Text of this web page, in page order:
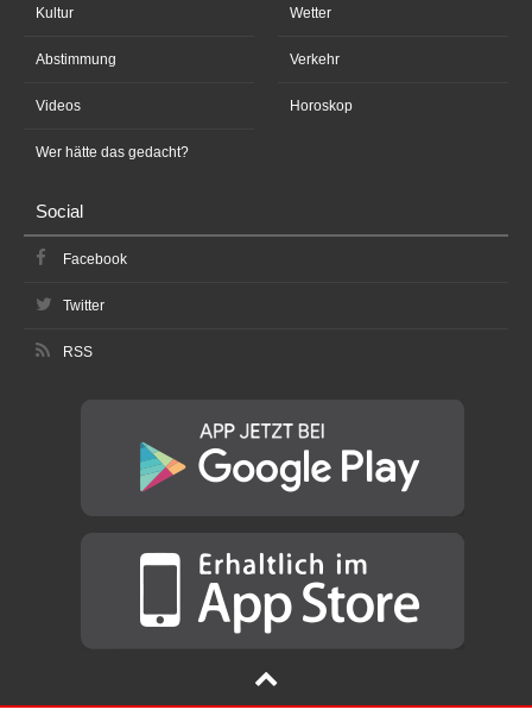
Kultur
Abstimmung
Videos
Wer hätte das gedacht?
Wetter
Verkehr
Horoskop
Social
Facebook
Twitter
RSS